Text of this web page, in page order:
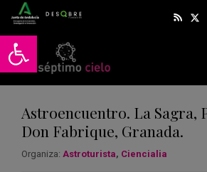
Abrir barra de herramientas
Astroencuentro. La Sagra,
Don Fabrique, Granada.
Organiza: Astroturista, Ciencialia